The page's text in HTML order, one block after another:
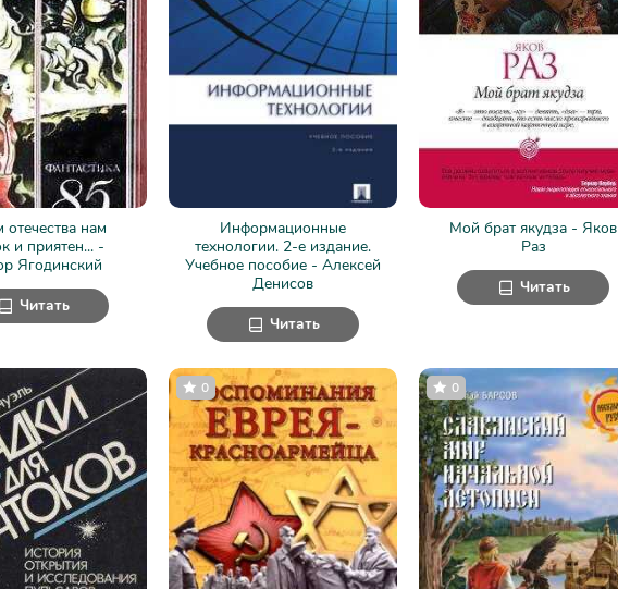
нам
и приятен... -
Ягодинский
Читать
Информационные
технологии. 2-е издание.
Учебное пособие - Алексей
Денисов
Читать
Мой брат якудза - Яков
Раз
Читать
0 0